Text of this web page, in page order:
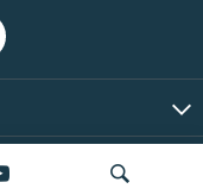
Bütün hüquqlar qorunur